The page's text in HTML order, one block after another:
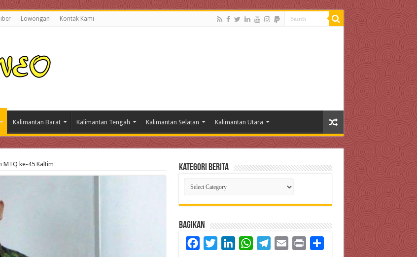
Lowongan Kontak Kami
Kalimantan Barat Kalimantan Tengah Kalimantan Selatan Kalimantan Utara
MTQ ke-45 Kaltim Kategori Berita
Kategori
Berita
Bagikan
FacebookTwitterLinkedInWhatsAppTelegram
Email Print